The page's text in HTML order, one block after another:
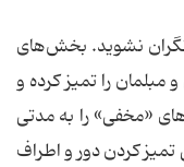
نگران نشوید. بخش‌های
مبلمان را تمیز کرده و
«مخفی» را به مدتی
کردن دور و اطراف